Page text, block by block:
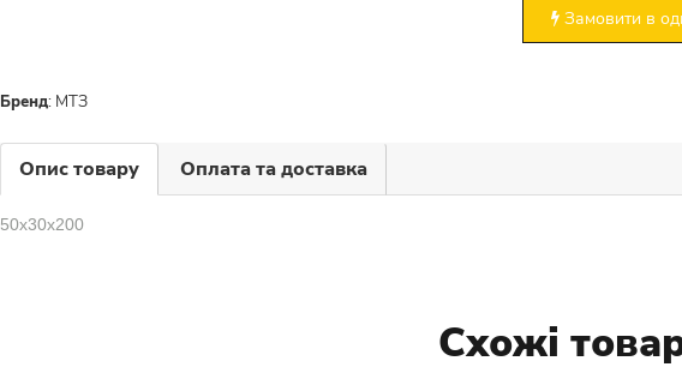
Замовити в
Бренд: МТЗ
Опис товару Оплата та доставка
50х30х200
Схожі